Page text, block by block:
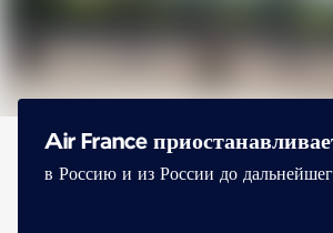
Air France
в Россию и из России до